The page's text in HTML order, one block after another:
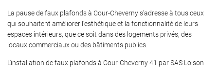
La pause de faux plafonds à Cour-Cheverny s'adresse à tous ceux
qui souhaitent améliorer l'esthétique et la fonctionnalité de leurs
espaces intérieurs, que ce soit dans des logements privés, des
locaux commerciaux ou des bâtiments publics.
L'installation de faux plafonds à Cour-Cheverny 41 par SAS Loison